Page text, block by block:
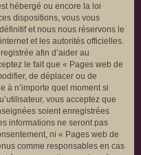
hébergé ou encore la loi
dispositions, vous vous
et nous nous réservons le
et les autorités officielles.
afin d’aider au
le fait que « Pages web de
de déplacer ou de
à n’importe quel moment si
vous acceptez que
soient enregistrées
informations ne seront pas
ni « Pages web de
comme responsables en cas